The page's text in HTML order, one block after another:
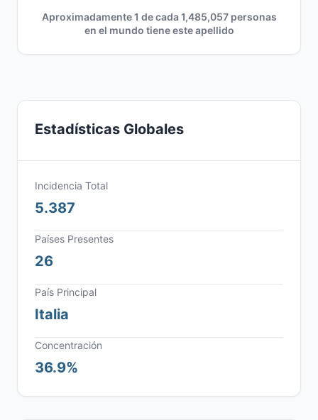
Aproximadamente 1 de cada 1,485,057 personas
en el mundo tiene este apellido
Estadísticas Globales
Incidencia Total
5.387
Países Presentes
26
País Principal
Italia
Concentración
36.9%